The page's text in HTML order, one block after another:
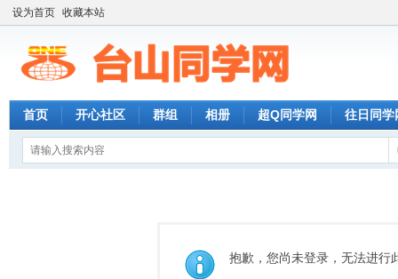
设为首页 收藏本站
首页 开心社区 群组 相册 超Q同学网 往日同学
抱歉，您尚未登录，无法进行